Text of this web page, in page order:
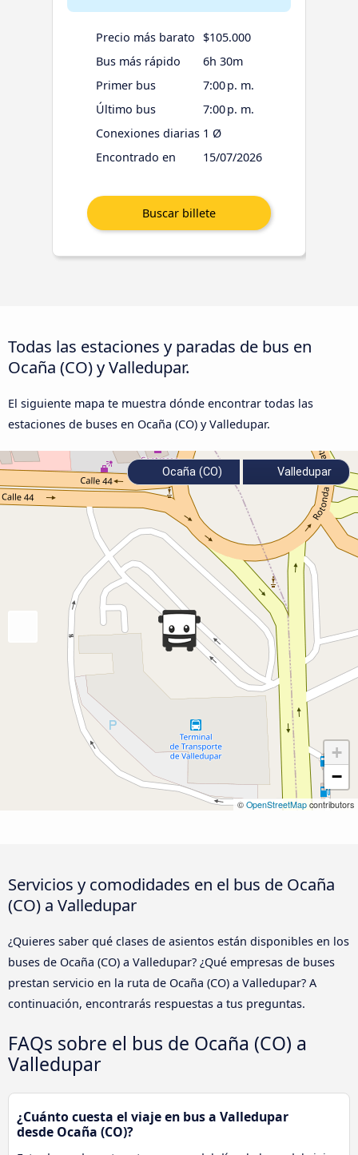
Precio más barato
$105.000
Bus más rápido
6h 30m
Primer bus
7:00 p. m.
Último bus
7:00 p. m.
Conexiones diarias 1 Ø
Encontrado en
15/07/2026
Todas las estaciones y paradas de bus en
Ocaña (CO) y Valledupar.
El siguiente mapa te muestra dónde encontrar todas las
estaciones de buses en Ocaña (CO) y Valledupar.
+
−
© OpenStreetMap contributors
Ocaña (CO) Valledupar
Servicios y comodidades en el bus de Ocaña
(CO) a Valledupar
¿Quieres saber qué clases de asientos están disponibles en los
buses de Ocaña (CO) a Valledupar? ¿Qué empresas de buses
prestan servicio en la ruta de Ocaña (CO) a Valledupar? A
continuación, encontrarás respuestas a tus preguntas.
FAQs sobre el bus de Ocaña (CO) a
Valledupar
¿Cuánto cuesta el viaje en bus a Valledupar
desde Ocaña (CO)?